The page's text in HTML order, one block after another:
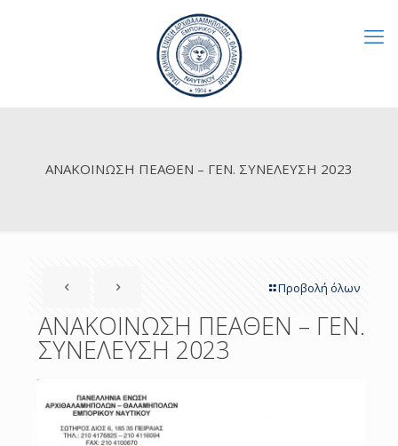
ΑΝΑΚΟΙΝΩΣΗ ΠΕΑΘΕΝ – ΓΕΝ. ΣΥΝΕΛΕΥΣΗ 2023
Προβολή όλων
ΑΝΑΚΟΙΝΩΣΗ ΠΕΑΘΕΝ – ΓΕΝ.
ΣΥΝΕΛΕΥΣΗ 2023